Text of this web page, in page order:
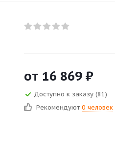
от 16 869 ₽
Доступно к заказу (81)
Рекомендуют 0 человек